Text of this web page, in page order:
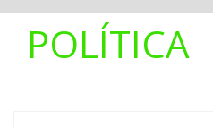
POLÍTICA